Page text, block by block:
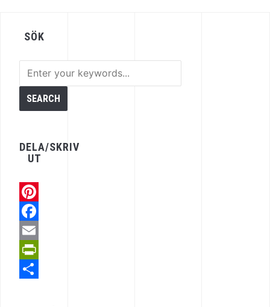
SÖK
DELA/SKRIV
UT
Pinterest
Facebook
Email